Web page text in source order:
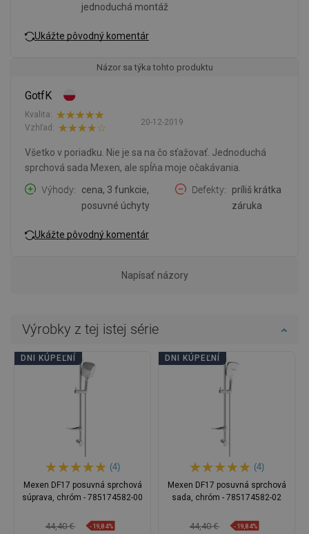
jednoduchá montáž
Ukážte pôvodný komentár
Názor sa týka tohto produktu
GotfK
20-12-2019
Kvalita:
Vzhľad:
Všetko v poriadku. Nie je sa na čo sťažovať. Jednoduchá
sprchová sada Mexen, ale spĺňa moje očakávania.
Výhody
cena, 3 funkcie,
posuvné úchyty
Defekty
príliš krátka
záruka
Ukážte pôvodný komentár
Napísať názory
Výrobky z tej istej série
DNI KÚPEĽNÍ
(4)
Mexen DF17 posuvná sprchová
súprava, chróm - 785174582-00
44,40 € -19,84%
DNI KÚPEĽNÍ
(4)
Mexen DF17 posuvná sprchová
sada, chróm - 785174582-02
44,40 € -19,84%